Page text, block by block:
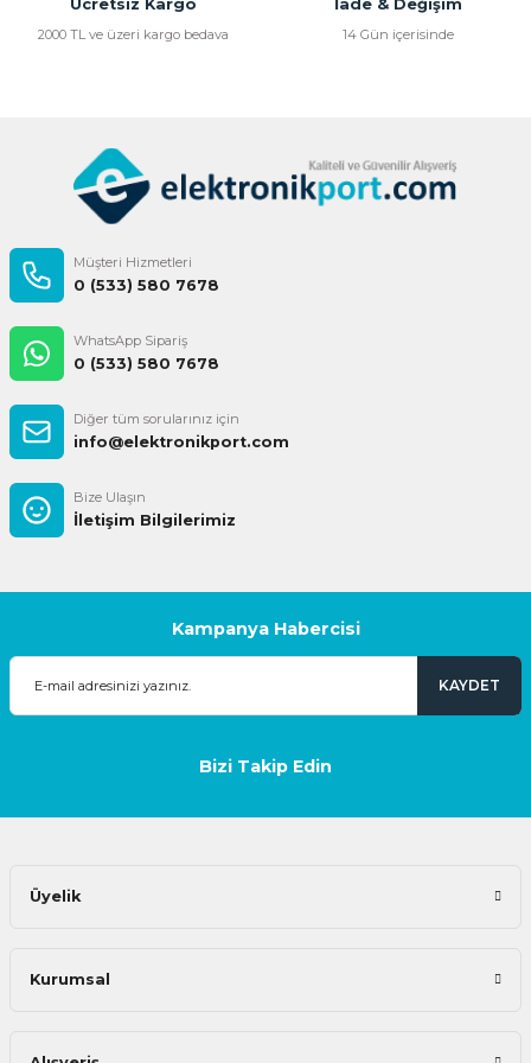
Ücretsiz Kargo
2000 TL ve üzeri kargo bedava
İade & Değişim
14 Gün içerisinde
Müşteri Hizmetleri
0 (533) 580 7678
WhatsApp Sipariş
0 (533) 580 7678
Diğer tüm sorularınız için
info@elektronikport.com
Bize Ulaşın
İletişim Bilgilerimiz
Kampanya Habercisi
KAYDET
Bizi Takip Edin
Üyelik
Kurumsal